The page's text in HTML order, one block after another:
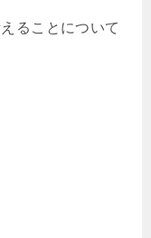
ることについて